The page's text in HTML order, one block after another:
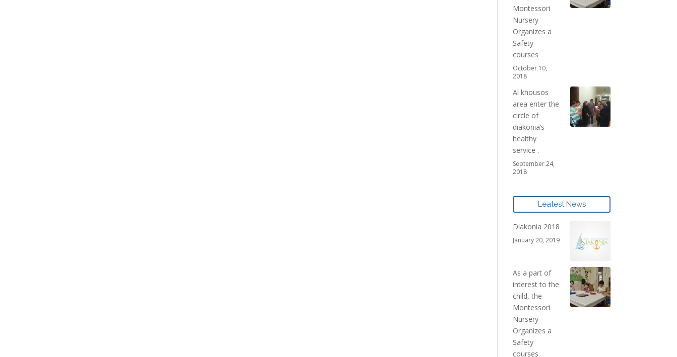
Montessori
Nursery
Organizes a
Safety
courses
October 10,
2018
Al khousos
area enter the
circle of
diakonia’s
healthy
service .
September 24,
2018
Leatest News
Diakonia 2018
January 20, 2019
As a part of
interest to the
child, the
Montessori
Nursery
Organizes a
Safety
courses